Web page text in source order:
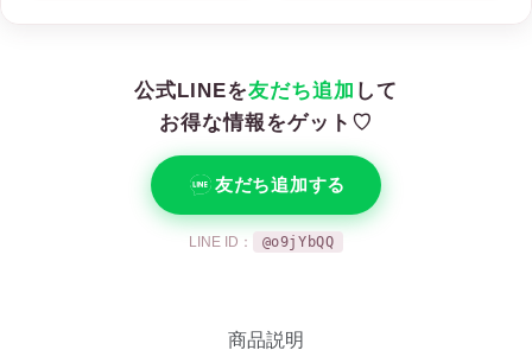
公式LINEを友だち追加 して
お得な情報をゲット♡
友だち追加する
LINE ID： @o9jYbQQ
商品説明